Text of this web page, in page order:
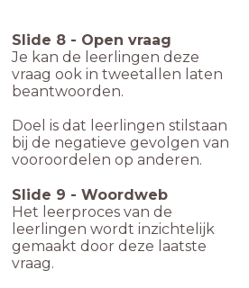
Slide 8 - Open vraag
Je kan de leerlingen deze
vraag ook in tweetallen laten
beantwoorden.
Doel is dat leerlingen stilstaan
bij de negatieve gevolgen van
vooroordelen op anderen.
Slide 9 - Woordweb
Het leerproces van de
leerlingen wordt inzichtelijk
gemaakt door deze laatste
vraag.